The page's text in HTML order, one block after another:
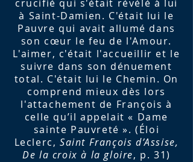
crucifié qui s'était révélé à lui
à Saint-Damien. C'était lui le
Pauvre qui avait allumé dans
son cœur le feu de l'Amour.
L'aimer, c'était l'accueillir et le
suivre dans son dénuement
total. C'était lui le Chemin. On
comprend mieux dès lors
l'attachement de François à
celle qu’il appelait « Dame
sainte Pauvreté ». (Éloi
Leclerc, Saint François d’Assise,
De la croix à la gloire, p. 31)